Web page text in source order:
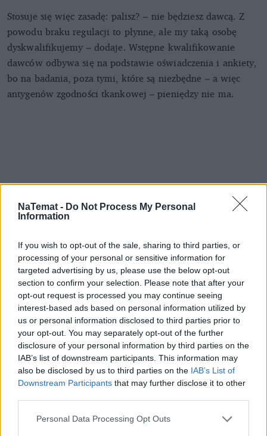
NaTemat - Do Not Process My Personal
Information
If you wish to opt-out of the sale, sharing to third parties, or
processing of your personal or sensitive information for
targeted advertising by us, please use the below opt-out
section to confirm your selection. Please note that after your
opt-out request is processed you may continue seeing
interest-based ads based on personal information utilized by
us or personal information disclosed to third parties prior to
your opt-out. You may separately opt-out of the further
disclosure of your personal information by third parties on the
IAB’s list of downstream participants. This information may
also be disclosed by us to third parties on the IAB’s List of
Downstream Participants that may further disclose it to other
Personal Data Processing Opt Outs
Stosuje się więc zasadę: palisz? – nie będziesz dawcą. Z
powodu braku regulacji to płynne, ale my taką osobę
dyskwalifikujemy – dodaje. Wstępne kwalifikowanie
dawców odbywa się na podstawie oświadczenia i ankiety,
bo na badania, poza tymi, które są niezbędne – a więc
antygenów zgodności tkankowej – pieniędzy nie ma.
Domowy obiad od podstaw bez stania
godzinami w kuchni? Sprawdziłam,